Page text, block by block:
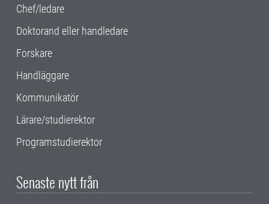
Chef/ledare
Doktorand eller handledare
Forskare
Handläggare
Kommunikatör
Lärare/studierektor
Programstudierektor
Senaste nytt från